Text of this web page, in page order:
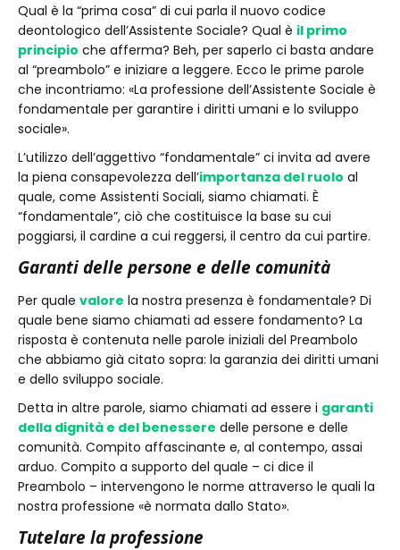
Qual è la “prima cosa” di cui parla il nuovo codice
deontologico dell’Assistente Sociale? Qual è il primo
principio che afferma? Beh, per saperlo ci basta andare
al “preambolo” e iniziare a leggere. Ecco le prime parole
che incontriamo: «La professione dell’Assistente Sociale è
fondamentale per garantire i diritti umani e lo sviluppo
sociale».
L’utilizzo dell’aggettivo “fondamentale” ci invita ad avere
la piena consapevolezza dell’importanza del ruolo al
quale, come Assistenti Sociali, siamo chiamati. È
“fondamentale”, ciò che costituisce la base su cui
poggiarsi, il cardine a cui reggersi, il centro da cui partire.
Garanti delle persone e delle comunità
Per quale valore la nostra presenza è fondamentale? Di
quale bene siamo chiamati ad essere fondamento? La
risposta è contenuta nelle parole iniziali del Preambolo
che abbiamo già citato sopra: la garanzia dei diritti umani
e dello sviluppo sociale.
Detta in altre parole, siamo chiamati ad essere i garanti
della dignità e del benessere delle persone e delle
comunità. Compito affascinante e, al contempo, assai
arduo. Compito a supporto del quale – ci dice il
Preambolo – intervengono le norme attraverso le quali la
nostra professione «è normata dallo Stato».
Tutelare la professione